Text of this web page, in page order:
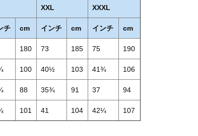
XXL XXXL
チ cm インチ cm インチ cm
180 73 185 75 190
100 40½ 103 41¾ 106
88 35¾ 91 37 94
101 41 104 42¼ 107